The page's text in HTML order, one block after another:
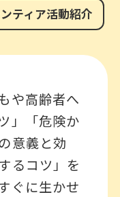
ティア活動紹介
や高齢者へ
」「危険か
意義と効
るコツ」を
ぐに生かせ